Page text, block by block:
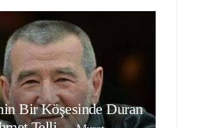
Bir Köşesinde Duran